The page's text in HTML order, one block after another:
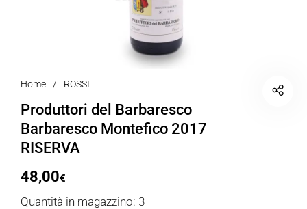
Home / ROSSI
Produttori del Barbaresco
Barbaresco Montefico 2017
RISERVA
48,00€
Quantità in magazzino: 3